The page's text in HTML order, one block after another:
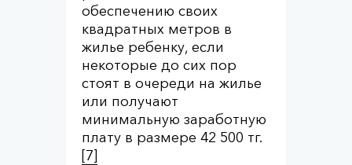
обеспечению своих
квадратных метров в
жилье ребенку, если
некоторые до сих пор
стоят в очереди на жилье
или получают
минимальную заработную
плату в размере 42 500 тг.
[7]